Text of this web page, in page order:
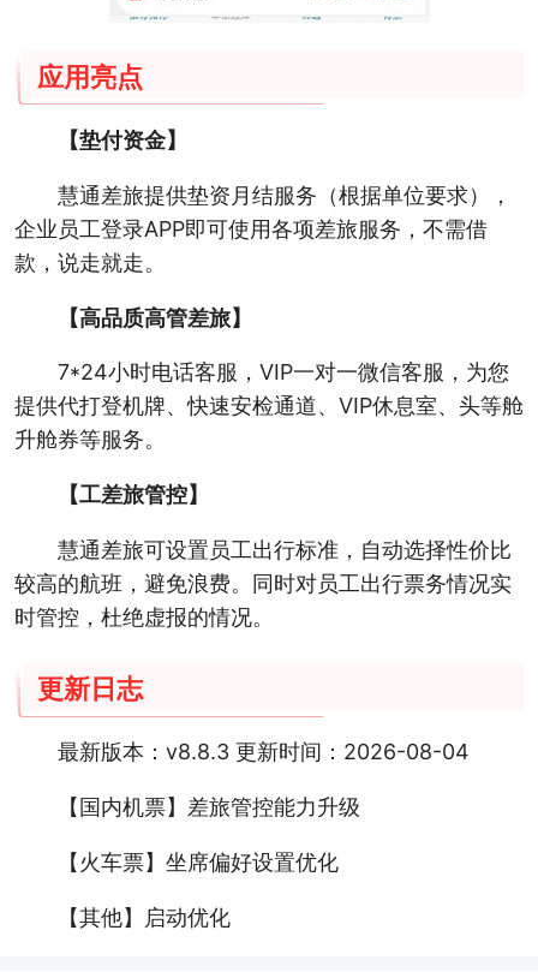
应用亮点
【垫付资金】
慧通差旅提供垫资月结服务（根据单位要求），
企业员工登录APP即可使用各项差旅服务，不需借
款，说走就走。
【高品质高管差旅】
7*24小时电话客服，VIP一对一微信客服，为您
提供代打登机牌、快速安检通道、VIP休息室、头等舱
升舱券等服务。
【工差旅管控】
慧通差旅可设置员工出行标准，自动选择性价比
较高的航班，避免浪费。同时对员工出行票务情况实
时管控，杜绝虚报的情况。
更新日志
最新版本：v8.8.3 更新时间：2026-08-04
【国内机票】差旅管控能力升级
【火车票】坐席偏好设置优化
【其他】启动优化